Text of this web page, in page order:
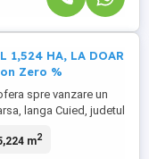
1,524 HA, LA DOAR
Zero %
spre vanzare un
langa Cuied, judetul
(aprox. 1,5 ha) 1,524
m2